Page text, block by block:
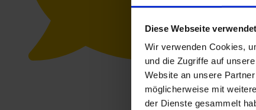
Diese Webseite
Wir verwenden Cookies,
und die Zugriffe auf
Website an unsere
möglicherweise mit
der Dienste gesammelt